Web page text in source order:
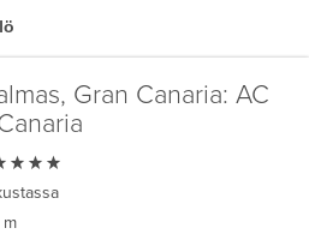
Gran Canaria: AC